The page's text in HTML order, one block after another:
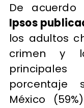
De acuerdo
Ipsos
los adultos
crimen y
principales
porcentaje
México